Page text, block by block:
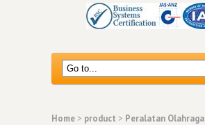
Home > product > Peralatan Olahraga